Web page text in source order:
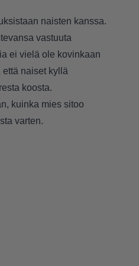
naisten kanssa.
vastuuta
ei vielä ole kovinkaan
naiset kyllä
koosta.
kuinka mies sitoo
varten.